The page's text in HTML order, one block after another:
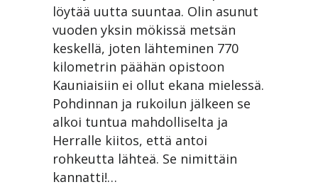
löytää uutta suuntaa. Olin asunut
vuoden yksin mökissä metsän
keskellä, joten lähteminen 770
kilometrin päähän opistoon
Kauniaisiin ei ollut ekana mielessä.
Pohdinnan ja rukoilun jälkeen se
alkoi tuntua mahdolliselta ja
Herralle kiitos, että antoi
rohkeutta lähteä. Se nimittäin
kannatti!…